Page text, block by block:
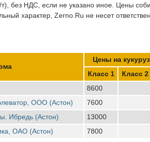
без НДС, если не указано иное. Цены
характер, Zerno.Ru не несет
Цены на
Класс 1
Класс 2
8600
ООО (Астон) 7600
Ибредь (Астон) 13000
ОАО (Астон) 7800